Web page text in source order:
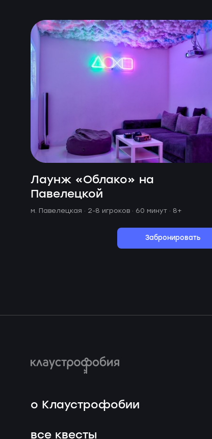
Лаунж «Облако» на
Павелецкой
м. Павелецкая · 2-8 игроков · 60 минут · 8+
Забронировать
о Клаустрофобии
все квесты